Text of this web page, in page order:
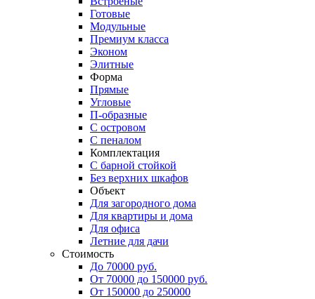
Готовые
Модульные
Премиум класса
Эконом
Элитные
Форма
Прямые
Угловые
П-образные
С островом
С пеналом
Комплектация
C барной стойкой
Без верхних шкафов
Объект
Для загородного дома
Для квартиры и дома
Для офиса
Летние для дачи
Стоимость
До 70000 руб.
От 70000 до 150000 руб.
От 150000 до 250000